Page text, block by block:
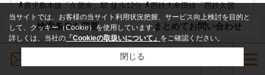
鹿児島本線「久留米」駅 徒歩12分
西鉄大牟田線「西鉄久留米」駅 徒歩18分
バス・トイレ別 室内洗濯機置場 エアコン
バルコニー
フローリング
電気有
敷礼0
検索条件を変更 まとめてお問い合わせ
メールでお問い合わせ
当サイトでは、お客様の当サイト利用状況把握、サービス向上検討を目的と
して、クッキー（Cookie）を使用しています。
詳しくは、当社の 「Cookieの取扱いについて」 をご確認ください。
閉じる